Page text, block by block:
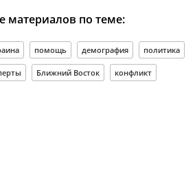
материалов по теме:
помощь демография политика
Ближний Восток конфликт